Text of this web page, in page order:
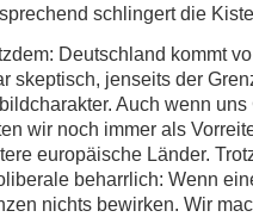
schlingert die
Deutschland kommt
skeptisch, jenseits der
Auch wenn
wir noch immer als
europäische Länder.
beharrlich: Wenn
nichts bewirken. Wir